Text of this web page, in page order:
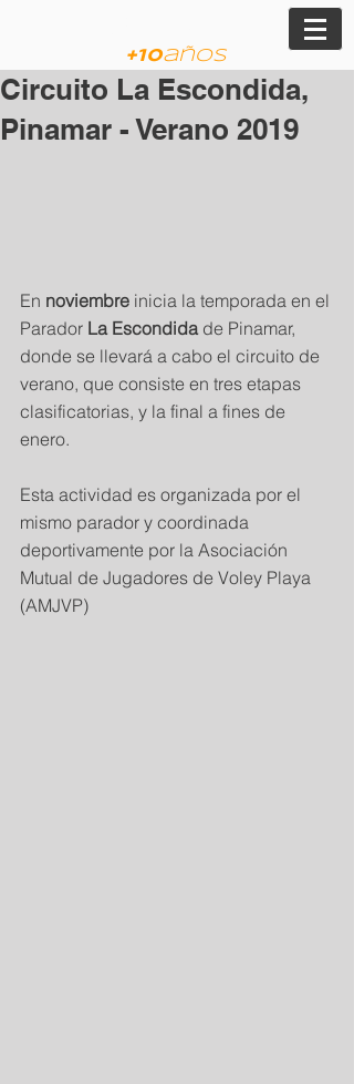
+10años
Circuito La Escondida,
Pinamar - Verano 2019
En noviembre inicia la temporada en el
Parador La Escondida de Pinamar,
donde se llevará a cabo el circuito de
verano, que consiste en tres etapas
clasificatorias, y la final a fines de
enero.
Esta actividad es organizada por el
mismo parador y coordinada
deportivamente por la Asociación
Mutual de Jugadores de Voley Playa
(AMJVP)